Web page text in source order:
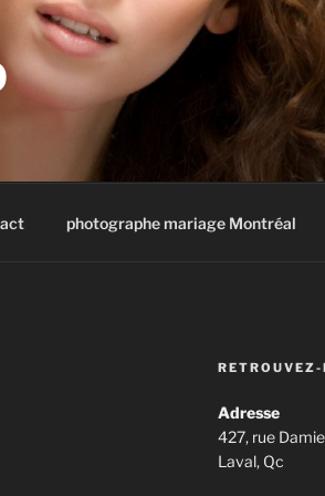
photographe mariage Montréal
RETROUVEZ-
Adresse
427, rue
Laval, Qc